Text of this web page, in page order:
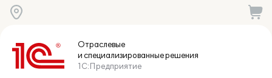
Отраслевые
и специализированныерешения
1С:Предприятие